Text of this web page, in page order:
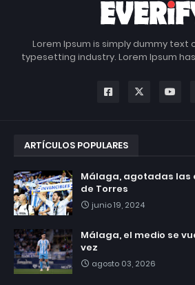
Lorem Ipsum is simply dummy text
typesetting industry. Lorem Ipsum
ARTÍCULOS POPULARES
Málaga, agotadas las
de Torres
junio 19, 2024
Málaga, el medio se
vez
agosto 03, 2026